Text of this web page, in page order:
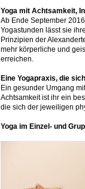
Yoga mit Achtsamkeit,
Ab Ende September
Yogastunden lässt sie
Prinzipien der
mehr körperliche und
erreichen.
Eine Yogapraxis, die
Ein gesunder Umgang
Achtsamkeit ist ihr ein
die sich der jeweiligen
Yoga im Einzel- und